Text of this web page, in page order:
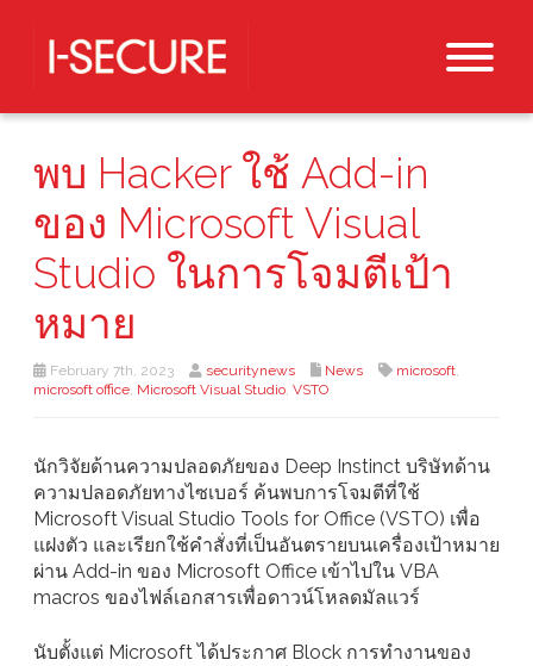
พบ Hacker ใช้ Add-in
ของ Microsoft Visual
Studio ในการโจมตีเป้า
หมาย
February 7th, 2023 securitynews News microsoft,
microsoft office, Microsoft Visual Studio, VSTO
นักวิจัยด้านความปลอดภัยของ Deep Instinct บริษัทด้าน
ความปลอดภัยทางไซเบอร์ ค้นพบการโจมตีที่ใช้
Microsoft Visual Studio Tools for Office (VSTO) เพื่อ
แฝงตัว และเรียกใช้คำสั่งที่เป็นอันตรายบนเครื่องเป้าหมาย
ผ่าน Add-in ของ Microsoft Office เข้าไปใน VBA
macros ของไฟล์เอกสารเพื่อดาวน์โหลดมัลแวร์
นับตั้งแต่ Microsoft ได้ประกาศ Block การทำงานของ